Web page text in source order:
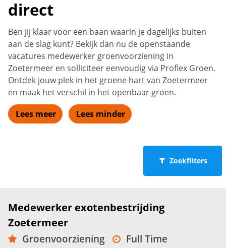
direct
Ben jij klaar voor een baan waarin je dagelijks buiten
aan de slag kunt? Bekijk dan nu de openstaande
vacatures medewerker groenvoorziening in
Zoetermeer en solliciteer eenvoudig via Proflex Groen.
Ontdek jouw plek in het groene hart van Zoetermeer
en maak het verschil in het openbaar groen.
Lees meer
Lees minder
Zoekfilters
Medewerker exotenbestrijding
Zoetermeer
Groenvoorziening
Full Time